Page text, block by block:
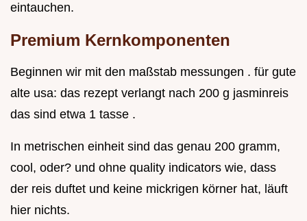
eintauchen.
Premium Kernkomponenten
Beginnen wir mit den maßstab messungen . für gute
alte usa: das rezept verlangt nach 200 g jasminreis
das sind etwa 1 tasse .
In metrischen einheit sind das genau 200 gramm,
cool, oder? und ohne quality indicators wie, dass
der reis duftet und keine mickrigen körner hat, läuft
hier nichts.